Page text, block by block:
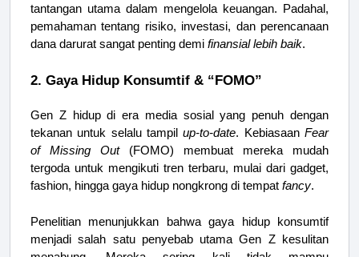
tantangan utama dalam mengelola keuangan. Padahal,
pemahaman tentang risiko, investasi, dan perencanaan
dana darurat sangat penting demi finansial lebih baik.
2. Gaya Hidup Konsumtif & “FOMO”
Gen Z hidup di era media sosial yang penuh dengan
tekanan untuk selalu tampilup-to-date. KebiasaanFear
of Missing Out(FOMO) membuat mereka mudah
tergoda untuk mengikuti tren terbaru, mulai dari gadget,
fashion, hingga gaya hidup nongkrong di tempat fancy.
Penelitian menunjukkan bahwa gaya hidup konsumtif
menjadi salah satu penyebab utama Gen Z kesulitan